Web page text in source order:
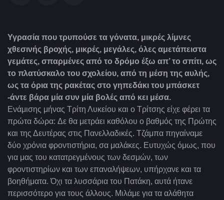
Υγρασία που τρυπούσε τα γόνατα, μικρές λίμνες
χθεσινής βροχής, μικρές, μεγάλες, όλες αμετάπειστα
γεμάτες, σπαρμένες από το δρόμο έξω απ’ το σπίτι, ως
το πλατύσκαλο του σχολείου, από τη μέση της αυλής,
ως τα όρια της ρακέτας στο γηπεδάκι του μπάσκετ
-άντε βάρα μία συν μία βολές από κει μέσα.
Ενάμισης μήνας Τρίτη Λυκείου και ο Τρίτσης είχε φέρει τα
πρώτα δώρα: Δε θα μετράει καθόλου ο βαθμός της Πρώτης
και της Δευτέρας στις Πανελλαδικές. Τζάμπα πηγαίναμε
δύο χρόνια φροντιστήρια, σα μαλάκες. Ευτυχώς όμως, που
για μας του κατατρεγμένους των δεσμών, των
φροντιστηρίων και των επαναλήψεων, υπήρχανε και τα
βοηθήματα. Όχι τα λυσσάρια του Πατάκη, αυτά ήτανε
περισσότερο για τους άλλους. Μιλάμε για τα αλάθητα